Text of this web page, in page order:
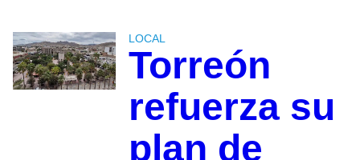
LOCAL
Torreón
refuerza su
plan de